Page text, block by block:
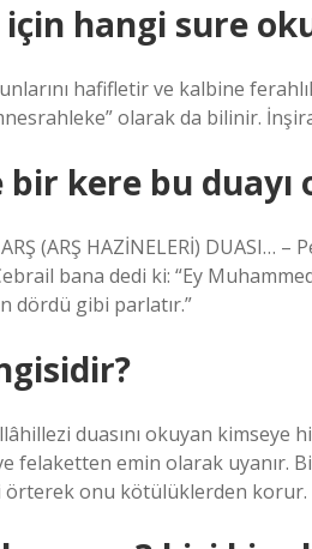
için hangi sure
hafifletir ve kalbine
olarak da bilinir.
kere bu duayı
(ARŞ HAZİNELERİ) DUASI…
bana dedi ki: “Ey
dördü gibi parlatır.”
duasını okuyan kimseye
felaketten emin olarak uyanır.
örterek onu kötülüklerden korur.